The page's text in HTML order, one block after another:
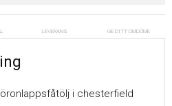
LEVERANS GE DITT OMDÖME
i chesterfield